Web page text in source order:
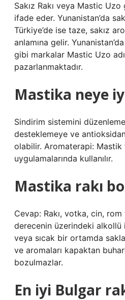
Sakız Rakı veya Mastic Uzo
ifade eder. Yunanistan’da
Türkiye’de ise taze, sakız
anlamına gelir.
gibi markalar Mastic Uzo
pazarlanmaktadır.
Mastika neye
Sindirim sistemini
desteklemeye ve
olabilir. Aromaterapi: Mastik
uygulamalarında kullanılır.
Mastika rakı
Cevap: Rakı, votka, cin,
derecenin üzerindeki alkollü
veya sıcak bir ortamda
ve aromaları kapaktan
bozulmazlar.
En iyi Bulgar